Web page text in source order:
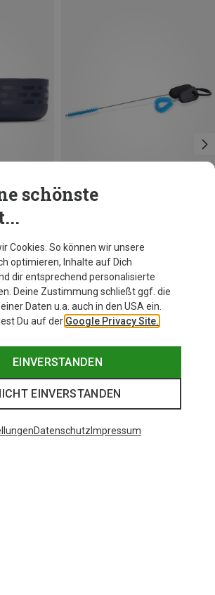
Boot
schönste
Cookies. So können wir unsere
optimieren, Inhalte auf Dich
dir entsprechend personalisierte
Deine Zustimmung schließt ggf. die
Daten u.a. auch in den USA ein.
Du auf der Google Privacy Site.
EINVERSTANDEN
EINVERSTANDEN
Datenschutz Impressum